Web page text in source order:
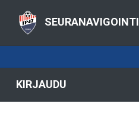
SEURANAVIGOINTI
KIRJAUDU